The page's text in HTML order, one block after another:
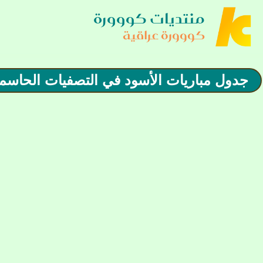
منتديات كووورة
كووورة عراقية
جدول مباريات الأسود في التصفيات